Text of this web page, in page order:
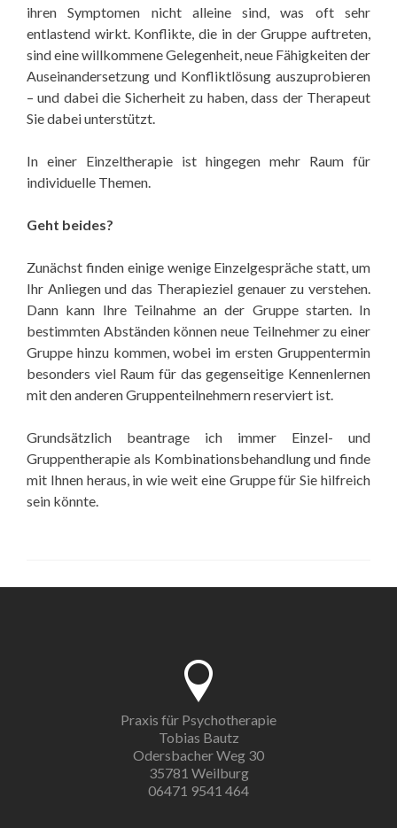
ihren Symptomen nicht alleine sind, was oft sehr
entlastend wirkt. Konflikte, die in der Gruppe auftreten,
sind eine willkommene Gelegenheit, neue Fähigkeiten der
Auseinandersetzung und Konfliktlösung auszuprobieren
– und dabei die Sicherheit zu haben, dass der Therapeut
Sie dabei unterstützt.
In einer Einzeltherapie ist hingegen mehr Raum für
individuelle Themen.
Geht beides?
Zunächst finden einige wenige Einzelgespräche statt, um
Ihr Anliegen und das Therapieziel genauer zu verstehen.
Dann kann Ihre Teilnahme an der Gruppe starten. In
bestimmten Abständen können neue Teilnehmer zu einer
Gruppe hinzu kommen, wobei im ersten Gruppentermin
besonders viel Raum für das gegenseitige Kennenlernen
mit den anderen Gruppenteilnehmern reserviert ist.
Grundsätzlich beantrage ich immer Einzel- und
Gruppentherapie als Kombinationsbehandlung und finde
mit Ihnen heraus, in wie weit eine Gruppe für Sie hilfreich
sein könnte.
Praxis für Psychotherapie
Tobias Bautz
Odersbacher Weg 30
35781 Weilburg
06471 9541 464